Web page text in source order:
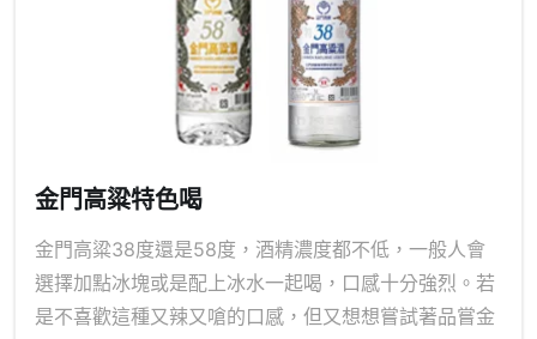
金門高粱特色喝
金門高粱38度還是58度，酒精濃度都不低，一般人會
選擇加點冰塊或是配上冰水一起喝，口感十分強烈。若
是不喜歡這種又辣又嗆的口感，但又想想嘗試著品嘗金